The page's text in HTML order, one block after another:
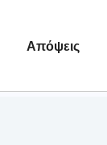
Απόψεις